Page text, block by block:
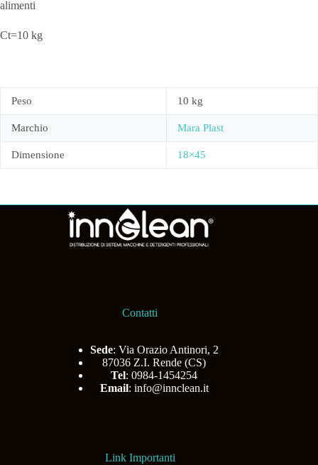
alimenti
Ct=10 kg
Peso 10 kg
Marchio Mara Plast
Dimensione 18×45
Contatti
Sede: Via Orazio Antinori, 2
87036 Z.I. Rende (CS)
Tel: 0984-1454254
Email: info@innclean.it
Link Importanti